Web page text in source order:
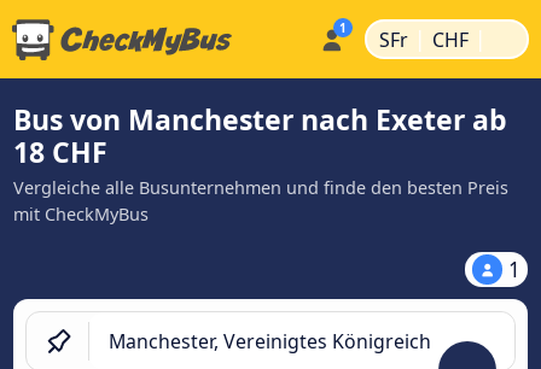
SFr | CHF |
Bus von Manchester nach Exeter ab
18 CHF
Vergleiche alle Busunternehmen und finde den besten Preis
mit CheckMyBus
1